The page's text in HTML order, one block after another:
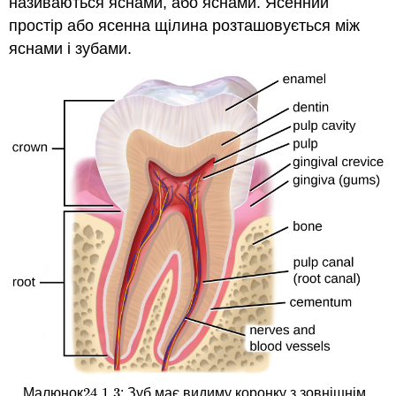
простір або ясенна щілина розташовується між
яснами і зубами.